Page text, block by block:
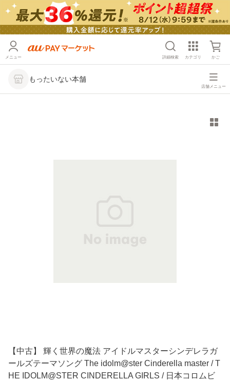
メニュー 詳細検索 カテゴリ かご
もったいない本舗
店舗メニュー
【中古】 輝く世界の魔法 アイドルマスターシンデレラガ
ールズテーマソング The idolm@ster Cinderella master / T
HE IDOLM@STER CINDERELLA GIRLS / 日本コロムビ